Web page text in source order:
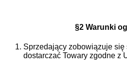
§2 Warunki
Sprzedający zobowiązuje się
dostarczać Towary zgodne z